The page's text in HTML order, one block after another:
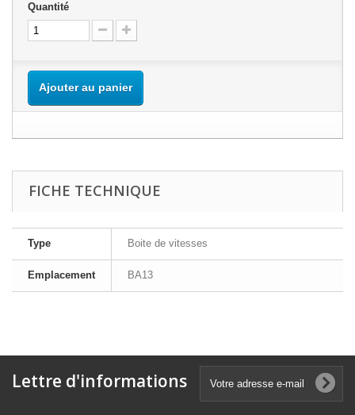
Quantité
Ajouter au panier
FICHE TECHNIQUE
Type Boite de vitesses
Emplacement BA13
Lettre d'informations